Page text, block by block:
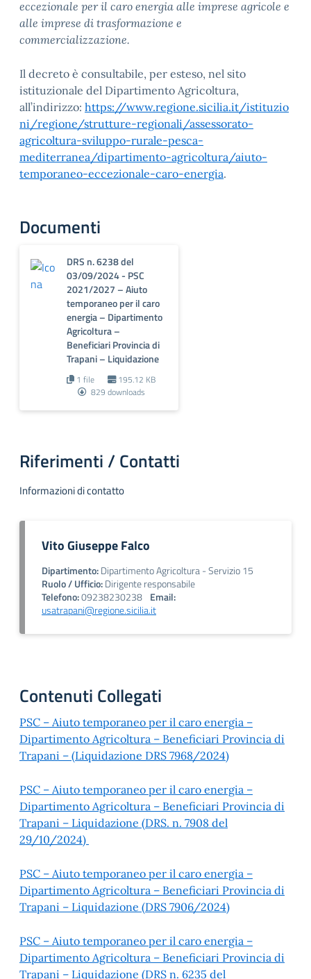
eccezionale per il caro energia alle imprese agricole e
alle imprese di trasformazione e
commercializzazione.
Il decreto è consultabile, per esteso, nel sito
istituzionale del Dipartimento Agricoltura,
all’indirizzo: https://www.regione.sicilia.it/istituzio
ni/regione/strutture-regionali/assessorato-
agricoltura-sviluppo-rurale-pesca-
mediterranea/dipartimento-agricoltura/aiuto-
temporaneo-eccezionale-caro-energia.
Documenti
DRS n. 6238 del
03/09/2024 - PSC
2021/2027 – Aiuto
temporaneo per il caro
energia – Dipartimento
Agricoltura –
Beneficiari Provincia di
Trapani – Liquidazione
1 file
195.12 KB
829 downloads
Riferimenti / Contatti
Informazioni di contatto
Vito Giuseppe Falco
Dipartimento:Dipartimento Agricoltura - Servizio 15
Ruolo / Ufficio:Dirigente responsabile
Telefono:09238230238 Email:
usatrapani@regione.sicilia.it
Contenuti Collegati
PSC – Aiuto temporaneo per il caro energia –
Dipartimento Agricoltura – Beneficiari Provincia di
Trapani – (Liquidazione DRS 7968/2024)
PSC – Aiuto temporaneo per il caro energia –
Dipartimento Agricoltura – Beneficiari Provincia di
Trapani – Liquidazione (DRS. n. 7908 del
29/10/2024)
PSC – Aiuto temporaneo per il caro energia –
Dipartimento Agricoltura – Beneficiari Provincia di
Trapani – Liquidazione (DRS 7906/2024)
PSC – Aiuto temporaneo per il caro energia –
Dipartimento Agricoltura – Beneficiari Provincia di
Trapani – Liquidazione (DRS n. 6235 del